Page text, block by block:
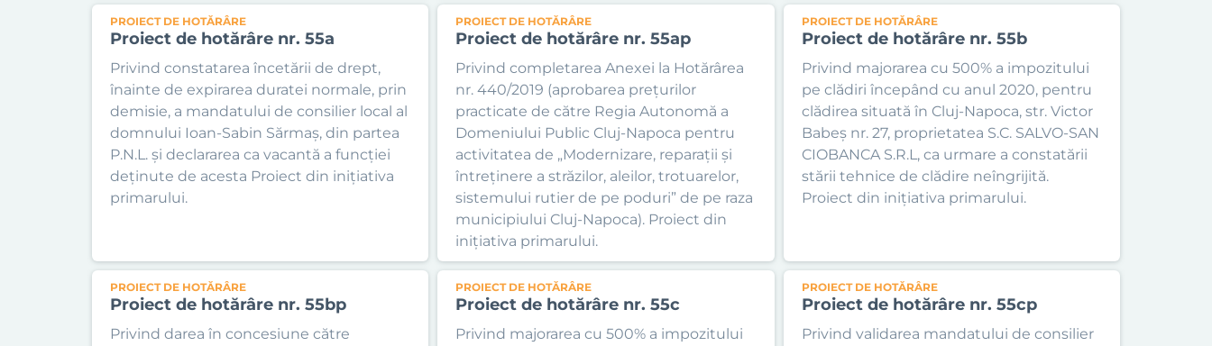
PROIECT DE HOTĂRÂRE
Proiect de hotărâre nr. 55a
Privind constatarea încetării de drept,
înainte de expirarea duratei normale, prin
demisie, a mandatului de consilier local al
domnului Ioan-Sabin Sărmaș, din partea
P.N.L. şi declararea ca vacantă a funcției
deținute de acesta Proiect din inițiativa
primarului.
PROIECT DE HOTĂRÂRE
Proiect de hotărâre nr. 55ap
Privind completarea Anexei la Hotărârea
nr. 440/2019 (aprobarea prețurilor
practicate de către Regia Autonomă a
Domeniului Public Cluj-Napoca pentru
activitatea de „Modernizare, reparații și
întreținere a străzilor, aleilor, trotuarelor,
sistemului rutier de pe poduri” de pe raza
municipiului Cluj-Napoca). Proiect din
inițiativa primarului.
PROIECT DE HOTĂRÂRE
Proiect de hotărâre nr. 55b
Privind majorarea cu 500% a impozitului
pe clădiri începând cu anul 2020, pentru
clădirea situată în Cluj-Napoca, str. Victor
Babeș nr. 27, proprietatea S.C. SALVO-SAN
CIOBANCA S.R.L, ca urmare a constatării
stării tehnice de clădire neîngrijită.
Proiect din inițiativa primarului.
PROIECT DE HOTĂRÂRE
Proiect de hotărâre nr. 55bp
Privind darea în concesiune către
PROIECT DE HOTĂRÂRE
Proiect de hotărâre nr. 55c
Privind majorarea cu 500% a impozitului
PROIECT DE HOTĂRÂRE
Proiect de hotărâre nr. 55cp
Privind validarea mandatului de consilier